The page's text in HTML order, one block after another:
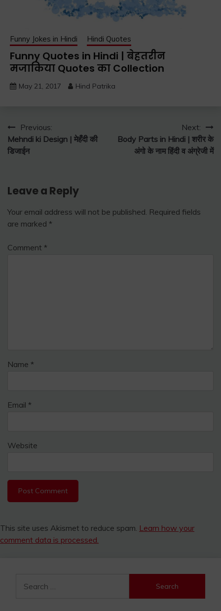
Funny Jokes in Hindi Hindi Quotes
Funny Quotes in Hindi | बेहतरीन
मजाकिया Quotes का Collection
May 21, 2017 Hind Patrika
Post
navigation
Previous:
Mehndi ki Design | मेहँदी की
डिजाईन
Next:
Body Parts in Hindi | शरीर के
अंगो के नाम हिंदी व अंग्रेजी में
Leave a Reply
Your email address will not be published. Required fields
are marked *
Comment *
Name *
Email *
Website
This site uses Akismet to reduce spam. Learn how your
comment data is processed.
for: